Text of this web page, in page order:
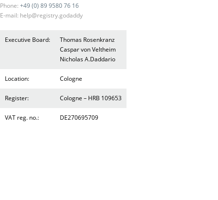
Phone: +49 (0) 89 9580 76 16
E-mail: help@registry.godaddy
Executive Board:
Thomas Rosenkranz
Caspar von Veltheim
Nicholas A.Daddario
Location: Cologne
Register: Cologne – HRB 109653
VAT reg. no.: DE270695709